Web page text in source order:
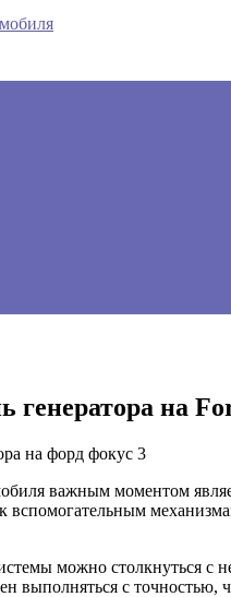
генератора на
важным моментом
вспомогательным
можно столкнуться с
выполняться с точностью,